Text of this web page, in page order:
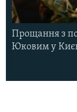
Прощання з
Юковим у